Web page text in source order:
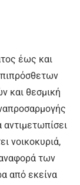
έως και
και θεσμική
αντιμετωπίσει
νοικοκυριά,
των
από εκείνα